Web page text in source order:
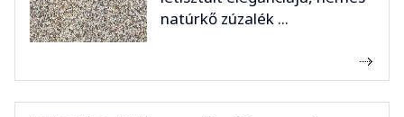
natúrkő zúzalék ...